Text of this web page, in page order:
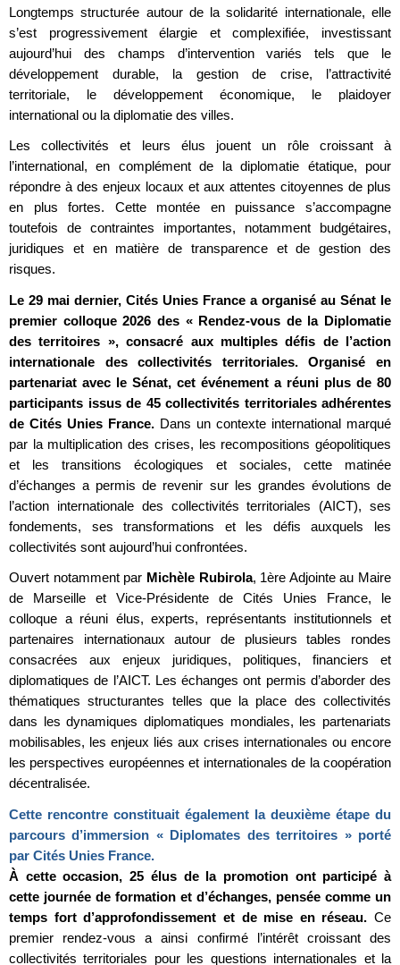
Longtemps structurée autour de la solidarité internationale, elle
s’est progressivement élargie et complexifiée, investissant
aujourd’hui des champs d’intervention variés tels que le
développement durable, la gestion de crise, l’attractivité
territoriale, le développement économique, le plaidoyer
international ou la diplomatie des villes.
Les collectivités et leurs élus jouent un rôle croissant à
l’international, en complément de la diplomatie étatique, pour
répondre à des enjeux locaux et aux attentes citoyennes de plus
en plus fortes. Cette montée en puissance s’accompagne
toutefois de contraintes importantes, notamment budgétaires,
juridiques et en matière de transparence et de gestion des
risques.
Le 29 mai dernier, Cités Unies France a organisé au Sénat le
premier colloque 2026 des « Rendez-vous de la Diplomatie
des territoires », consacré aux multiples défis de l’action
internationale des collectivités territoriales. Organisé en
partenariat avec le Sénat, cet événement a réuni plus de 80
participants issus de 45 collectivités territoriales adhérentes
de Cités Unies France. Dans un contexte international marqué
par la multiplication des crises, les recompositions géopolitiques
et les transitions écologiques et sociales, cette matinée
d’échanges a permis de revenir sur les grandes évolutions de
l’action internationale des collectivités territoriales (AICT), ses
fondements, ses transformations et les défis auxquels les
collectivités sont aujourd’hui confrontées.
Ouvert notamment par Michèle Rubirola, 1ère Adjointe au Maire
de Marseille et Vice-Présidente de Cités Unies France, le
colloque a réuni élus, experts, représentants institutionnels et
partenaires internationaux autour de plusieurs tables rondes
consacrées aux enjeux juridiques, politiques, financiers et
diplomatiques de l’AICT. Les échanges ont permis d’aborder des
thématiques structurantes telles que la place des collectivités
dans les dynamiques diplomatiques mondiales, les partenariats
mobilisables, les enjeux liés aux crises internationales ou encore
les perspectives européennes et internationales de la coopération
décentralisée.
Cette rencontre constituait également la deuxième étape du
parcours d’immersion « Diplomates des territoires » porté
par Cités Unies France.
À cette occasion, 25 élus de la promotion ont participé à
cette journée de formation et d’échanges, pensée comme un
temps fort d’approfondissement et de mise en réseau. Ce
premier rendez-vous a ainsi confirmé l’intérêt croissant des
collectivités territoriales pour les questions internationales et la